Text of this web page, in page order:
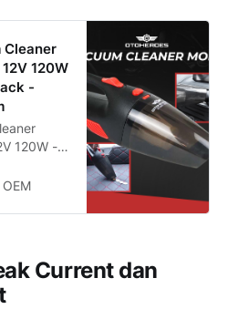
Cleaner
120W
-
120W -
OEM
Current dan